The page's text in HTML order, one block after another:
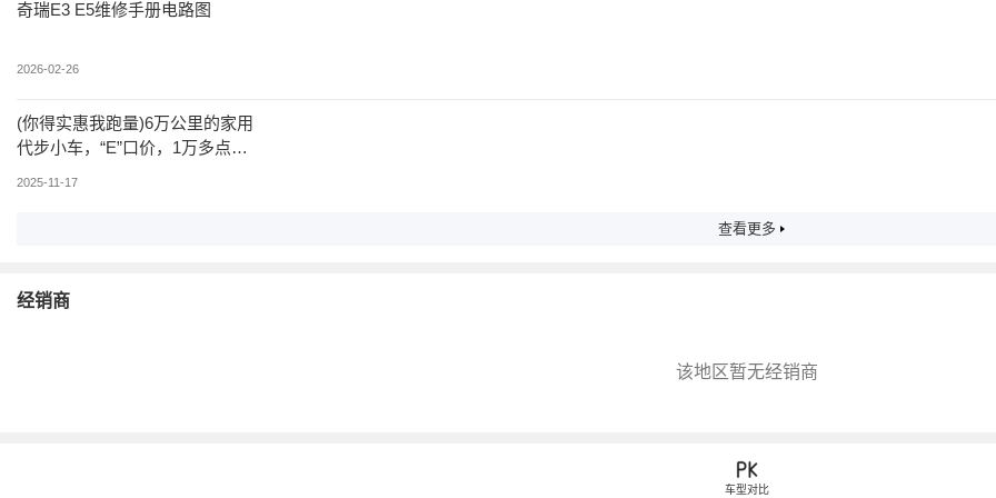
奇瑞E3 E5维修手册电路图
2026-02-26
(你得实惠我跑量)6万公里的家用
代步小车，“E”口价，1万多点带
2025-11-17
查看更多
经销商
该地区暂无经销商
车型对比